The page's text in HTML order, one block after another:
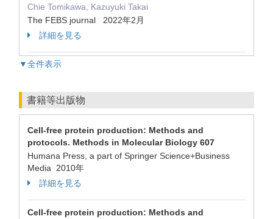
Chie Tomikawa, Kazuyuki Takai
The FEBS journal 2022年2月
詳細を見る
▼全件表示
書籍等出版物
Cell-free protein production: Methods and
protocols. Methods in Molecular Biology 607
Humana Press, a part of Springer Science+Business
Media 2010年
詳細を見る
Cell-free protein production: Methods and